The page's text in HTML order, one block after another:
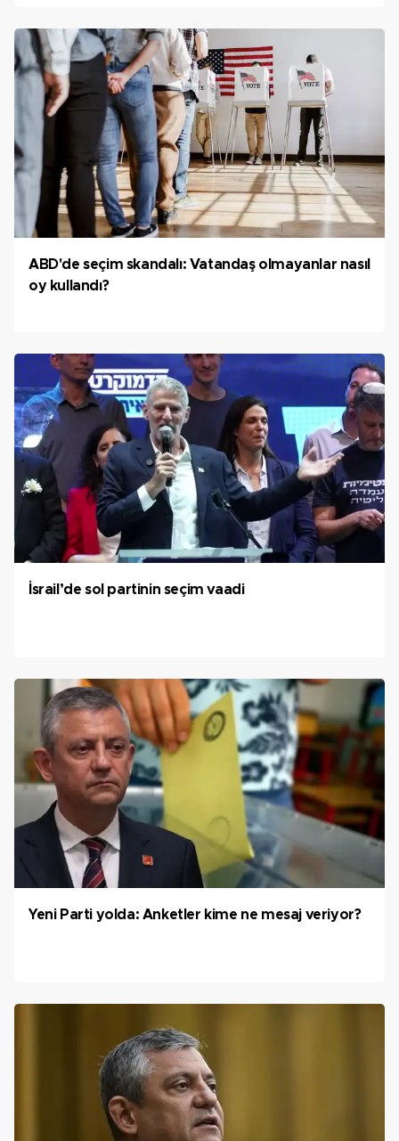
ABD'de seçim skandalı: Vatandaş olmayanlar nasıl
oy kullandı?
İsrail’de sol partinin seçim vaadi
Yeni Parti yolda: Anketler kime ne mesaj veriyor?